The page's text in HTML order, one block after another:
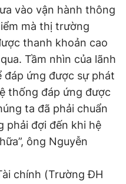
vào vận hành thông
mà thị trường
thanh khoản cao
Tầm nhìn của lãnh
đáp ứng được sự phát
thống đáp ứng được
ta đã phải chuẩn
phải đợi đến khi hệ
ông Nguyễn
chính (Trường ĐH